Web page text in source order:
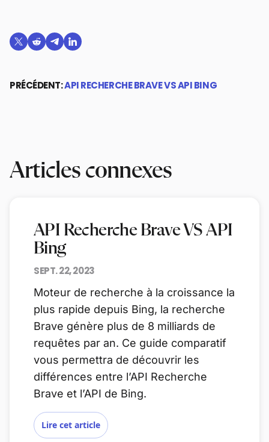
Partager sur Twitter
Partager sur Reddit
Partager sur Telegram
Partager sur LinkedIn
PRÉCÉDENT:API RECHERCHE BRAVE VS API BING
Articles connexes
API Recherche Brave VS API
Bing
SEPT. 22, 2023
Moteur de recherche à la croissance la
plus rapide depuis Bing, la recherche
Brave génère plus de 8 milliards de
requêtes par an. Ce guide comparatif
vous permettra de découvrir les
différences entre l’API Recherche
Brave et l’API de Bing.
Lire cet article